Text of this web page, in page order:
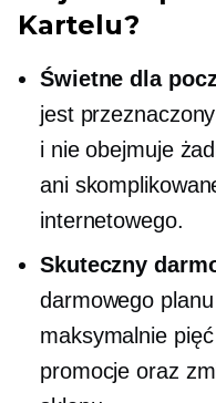
Kartelu?
Świetne dla
jest
i nie obejmuje
ani
internetowego.
Skuteczny
darmowego
maksymalnie
promocje oraz